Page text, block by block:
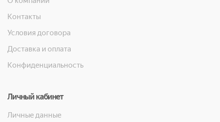
Контакты
Условия договора
Доставка и оплата
Конфиденциальность
Личный кабинет
Личные данные